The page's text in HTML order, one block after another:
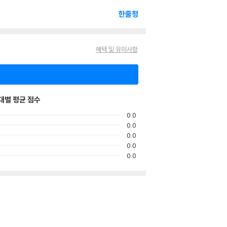
한줄평
혜택 및 유의사항
별 평균 점수
0.0
0.0
0.0
0.0
0.0